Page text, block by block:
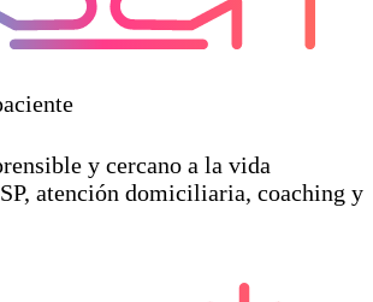
y cercano a la vida
atención domiciliaria, coaching y